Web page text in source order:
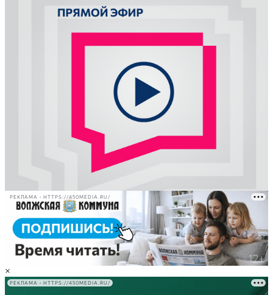
РЕКЛАМА • HTTPS://450MEDIA.RU/
×
РЕКЛАМА • HTTPS://450MEDIA.RU/